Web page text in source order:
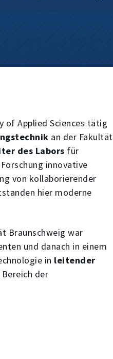
of Applied Sciences tätig
an der Fakultät
des Labors für
innovative
von kollaborierender
hier moderne
Braunschweig war
und danach in einem
in leitender
der